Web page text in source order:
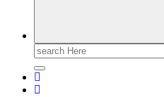
Search
for: